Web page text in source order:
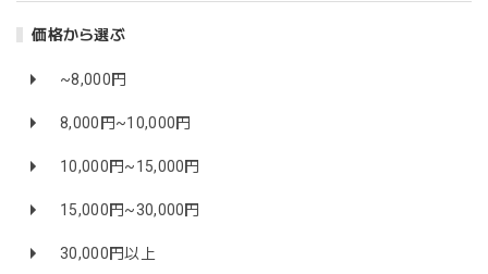
価格から選ぶ
~8,000円
8,000円~10,000円
10,000円~15,000円
15,000円~30,000円
30,000円以上